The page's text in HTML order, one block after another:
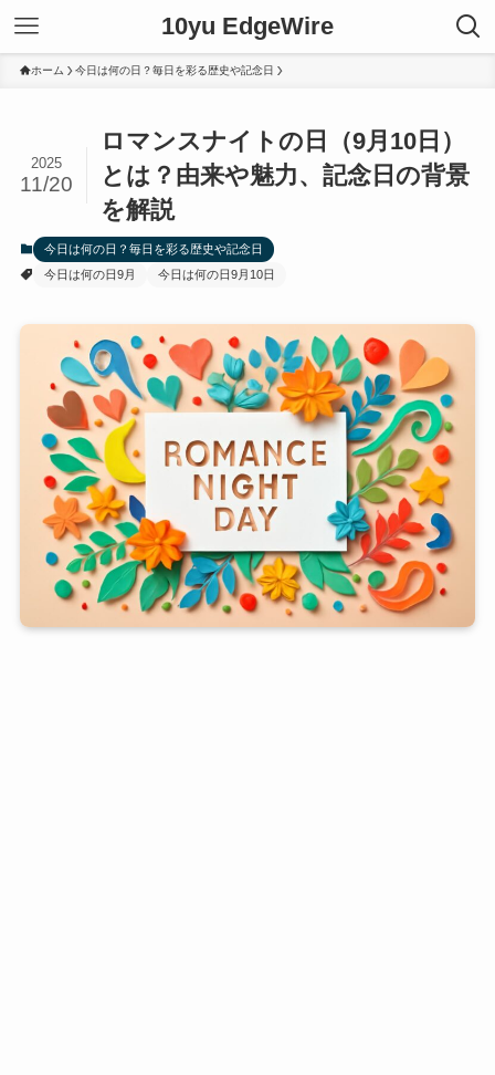
10yu EdgeWire
ホーム 今日は何の日？毎日を彩る歴史や記念日
ロマンスナイトの日（9月10日）
とは？由来や魅力、記念日の背景
を解説
2025
11/20
今日は何の日？毎日を彩る歴史や記念日
今日は何の日9月
今日は何の日9月10日